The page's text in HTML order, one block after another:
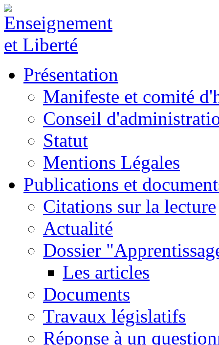
Présentation
Manifeste et comité
Conseil
Statut
Mentions Légales
Publications et
Citations sur la lecture
Actualité
Dossier
Les articles
Documents
Travaux législatifs
Réponse à un